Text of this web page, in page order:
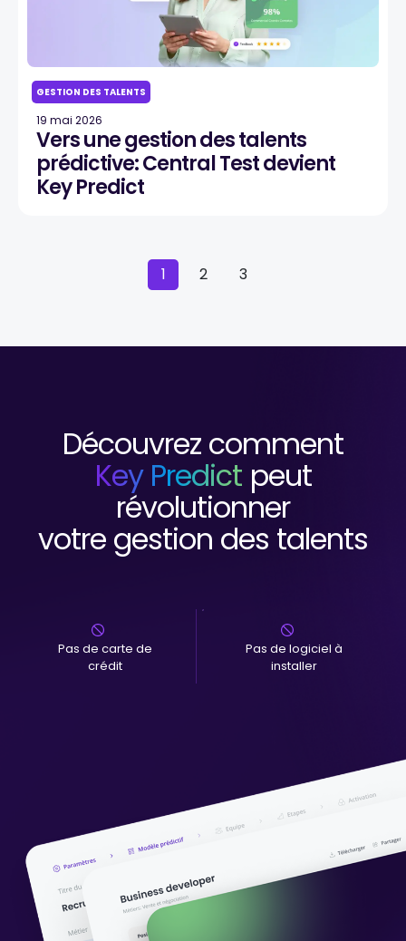
GESTION DES TALENTS
19 mai 2026
Vers une gestion des talents
prédictive: Central Test devient
Key Predict
1 2 3
Découvrez comment
Key Predict peut
révolutionner
votre gestion des talents
Pas de carte de
crédit
Pas de logiciel à
installer